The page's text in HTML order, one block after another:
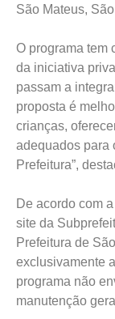
São Mateus,
O programa tem
da iniciativa
passam a
proposta é
crianças,
adequados para
Prefeitura”,
De acordo com
site da
Prefeitura de
exclusivamente
programa não
manutenção